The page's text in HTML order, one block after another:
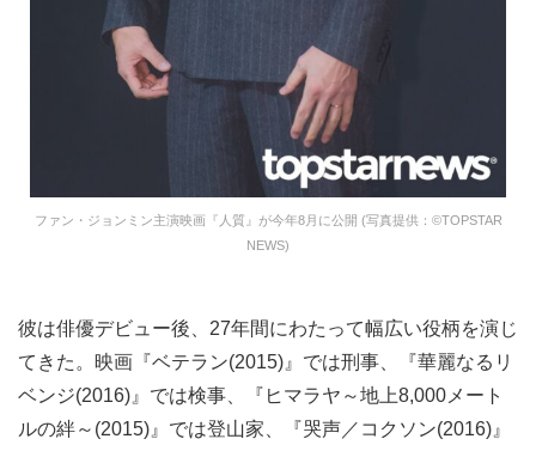
ファン・ジョンミン主演映画『人質』が今年8月に公開 (写真提供：©TOPSTAR
NEWS)
彼は俳優デビュー後、27年間にわたって幅広い役柄を演じ
てきた。映画『ベテラン(2015)』では刑事、『華麗なるリ
ベンジ(2016)』では検事、『ヒマラヤ～地上8,000メート
ルの絆～(2015)』では登山家、『哭声／コクソン(2016)』